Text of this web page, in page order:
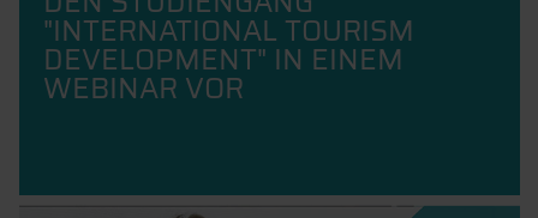
"INTERNATIONAL TOURISM
DEVELOPMENT" IN EINEM
WEBINAR VOR